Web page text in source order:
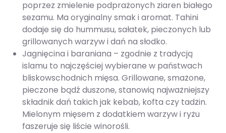
poprzez zmielenie podprażonych ziaren białego
sezamu. Ma oryginalny smak i aromat. Tahini
dodaje się do hummusu, sałatek, pieczonych lub
grillowanych warzyw i dań na słodko.
Jagnięcina i baraniana – zgodnie z tradycją
islamu to najczęściej wybierane w państwach
bliskowschodnich mięsa. Grillowane, smażone,
pieczone bądź duszone, stanowią najważniejszy
składnik dań takich jak kebab, kofta czy tadżin.
Mielonym mięsem z dodatkiem warzyw i ryżu
faszeruje się liście winorośli.